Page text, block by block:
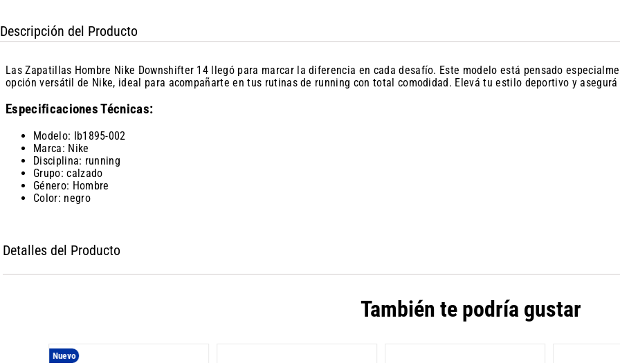
Descripción del Producto
Las Zapatillas Hombre Nike Downshifter 14 llegó para marcar la diferencia en cada desafío. Este modelo está pensado
opción versátil de Nike, ideal para acompañarte en tus rutinas de running con total comodidad. Elevá tu estilo deportivo y
Especificaciones Técnicas:
Modelo: Ib1895-002
Marca: Nike
Disciplina: running
Grupo: calzado
Género: Hombre
Color: negro
Detalles del Producto
También te podría gustar
Nuevo